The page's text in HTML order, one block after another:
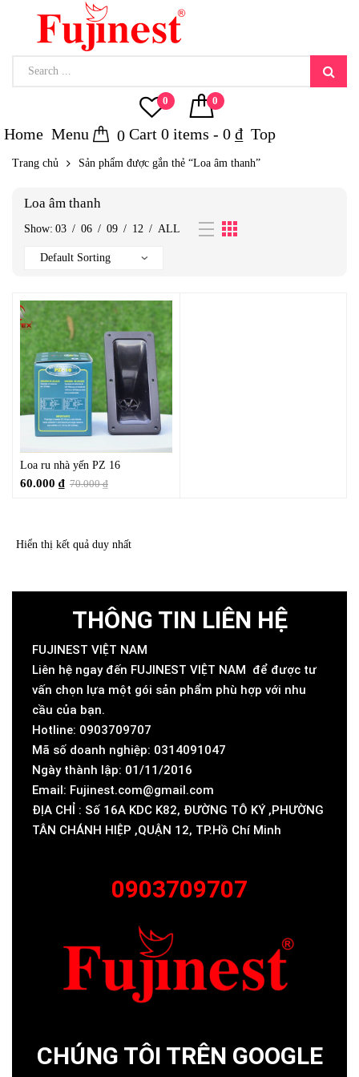
0 0
Home Menu 0 Cart 0 items - 0 ₫ Top
Trang chủ Sản phẩm được gắn thẻ “Loa âm thanh”
Loa âm thanh
Show: 03 / 06 / 09 / 12 / ALL
Loa ru nhà yến PZ 16
70.000₫
60.000 ₫
Hiển thị kết quả duy nhất
THÔNG TIN LIÊN HỆ
FUJINEST VIỆT NAM
Liên hệ ngay đến FUJINEST VIỆT NAM để được tư
vấn chọn lựa một gói sản phẩm phù hợp với nhu
cầu của bạn.
Hotline: 0903709707
Mã số doanh nghiệp: 0314091047
Ngày thành lập: 01/11/2016
Email: Fujinest.com@gmail.com
ĐỊA CHỈ : Số 16A KDC K82, ĐƯỜNG TÔ KÝ ,PHƯỜNG
TÂN CHÁNH HIỆP ,QUẬN 12, TP.Hồ Chí Minh
0903709707
CHÚNG TÔI TRÊN GOOGLE